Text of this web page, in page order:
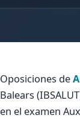
Oposiciones de
Balears
en el examen